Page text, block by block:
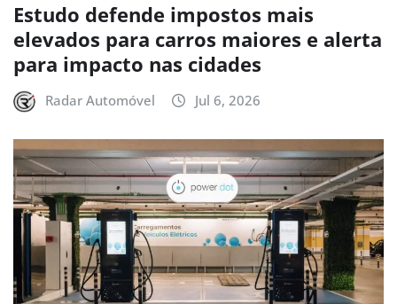
Estudo defende impostos mais
elevados para carros maiores e alerta
para impacto nas cidades
Radar Automóvel Jul 6, 2026